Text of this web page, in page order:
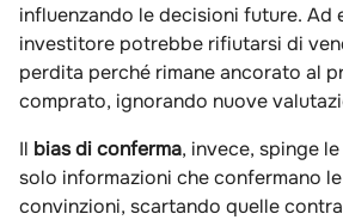
influenzando le decisioni future. Ad
investitore potrebbe rifiutarsi di
perdita perché rimane ancorato al
comprato, ignorando nuove
Il bias di conferma, invece, spinge
solo informazioni che confermano
convinzioni, scartando quelle